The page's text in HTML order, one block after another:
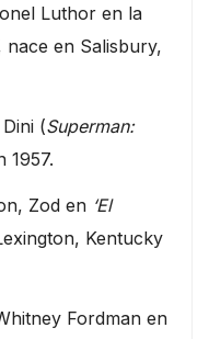
Luthor en la
nace en Salisbury,
(Superman:
1957.
Zod en ‘El
Kentucky
Fordman en